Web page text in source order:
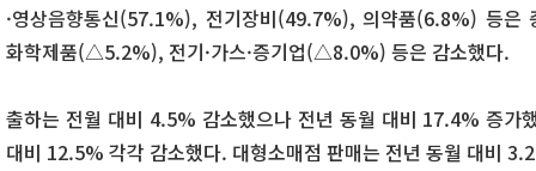
·영상음향통신(57.1%), 전기장비(49.7%), 의약품(6.8%) 등
화학제품(△5.2%), 전기·가스·증기업(△8.0%) 등은 감소했다.
출하는 전월 대비 4.5% 감소했으나 전년 동월 대비 17.4% 증가
대비 12.5% 각각 감소했다. 대형소매점 판매는 전년 동월 대비